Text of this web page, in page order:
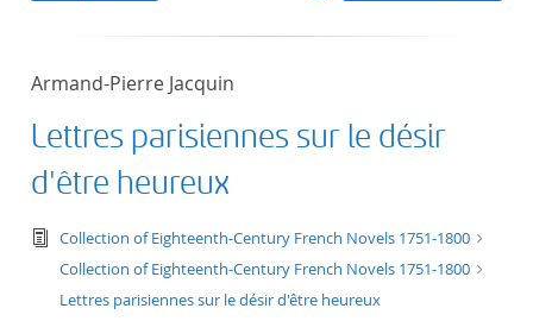
title descending
format
Armand-Pierre Jacquin
Lettres parisiennes sur le désir
d'être heureux
text/tg.edition+tg.aggregation+xml
Collection of Eighteenth-Century French Novels 1751-1800
Collection of Eighteenth-Century French Novels 1751-1800
Lettres parisiennes sur le désir d'être heureux